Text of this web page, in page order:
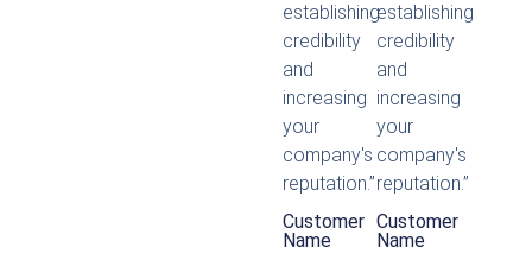
establishing
credibility
and
increasing
your
company's
reputation.”
Customer
Name
establishing
credibility
and
increasing
your
company's
reputation.”
Customer
Name